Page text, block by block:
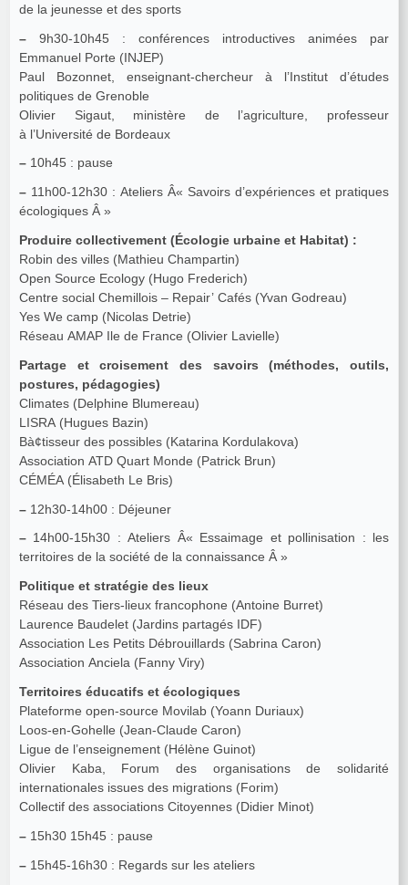
de la jeunesse et des sports
– 9h30-10h45 : conférences introductives animées par
Emmanuel Porte (INJEP)
Paul Bozonnet, enseignant-chercheur à l’Institut d’études
politiques de Grenoble
Olivier Sigaut, ministère de l’agriculture, professeur
à l’Université de Bordeaux
– 10h45 : pause
– 11h00-12h30 : Ateliers Â« Savoirs d’expériences et pratiques
écologiques Â »
Produire collectivement (Écologie urbaine et Habitat) :
Robin des villes (Mathieu Champartin)
Open Source Ecology (Hugo Frederich)
Centre social Chemillois – Repair’ Cafés (Yvan Godreau)
Yes We camp (Nicolas Detrie)
Réseau AMAP Ile de France (Olivier Lavielle)
Partage et croisement des savoirs (méthodes, outils,
postures, pédagogies)
Climates (Delphine Blumereau)
LISRA (Hugues Bazin)
Bà¢tisseur des possibles (Katarina Kordulakova)
Association ATD Quart Monde (Patrick Brun)
CÉMÉA (Élisabeth Le Bris)
– 12h30-14h00 : Déjeuner
– 14h00-15h30 : Ateliers Â« Essaimage et pollinisation : les
territoires de la société de la connaissance Â »
Politique et stratégie des lieux
Réseau des Tiers-lieux francophone (Antoine Burret)
Laurence Baudelet (Jardins partagés IDF)
Association Les Petits Débrouillards (Sabrina Caron)
Association Anciela (Fanny Viry)
Territoires éducatifs et écologiques
Plateforme open-source Movilab (Yoann Duriaux)
Loos-en-Gohelle (Jean-Claude Caron)
Ligue de l’enseignement (Hélène Guinot)
Olivier Kaba, Forum des organisations de solidarité
internationales issues des migrations (Forim)
Collectif des associations Citoyennes (Didier Minot)
– 15h30 15h45 : pause
– 15h45-16h30 : Regards sur les ateliers